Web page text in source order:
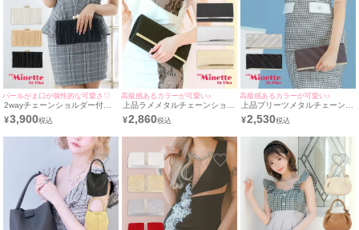
パールがま口が個性的な可愛さ♡
2wayチェーンショルダー付き
プリーツがま口パールバッグ
¥3,900
高級感あるカラーが可愛い♪
上品ラメメタルチェーンショル
ダー付き2Wayバッグ
¥2,860
高級感あるカラーが可愛い♪
上品プリーツメタルチェーンシ
ョルダー付き2Wayバッグ
¥2,530